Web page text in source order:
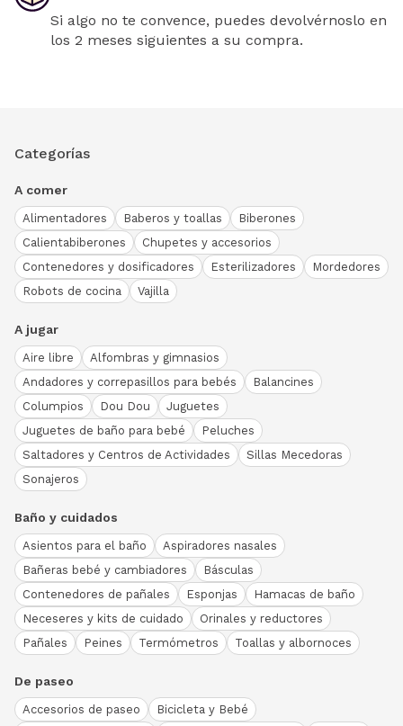
Si algo no te convence, puedes devolvérnoslo en
los 2 meses siguientes a su compra.
Categorías
A comer
Alimentadores Baberos y toallas
Biberones
Calientabiberones
Chupetes y accesorios
Contenedores y dosificadores
Esterilizadores
Mordedores
Robots de cocina
Vajilla
A jugar
Aire libre
Alfombras y gimnasios
Andadores y correpasillos para bebés
Balancines
Columpios
Dou Dou
Juguetes
Juguetes de baño para bebé
Peluches
Saltadores y Centros de Actividades
Sillas Mecedoras
Sonajeros
Baño y cuidados
Asientos para el baño
Aspiradores nasales
Bañeras bebé y cambiadores
Básculas
Contenedores de pañales
Esponjas
Hamacas de baño
Neceseres y kits de cuidado
Orinales y reductores
Pañales
Peines Termómetros Toallas y albornoces
De paseo
Accesorios de paseo
Bicicleta y Bebé